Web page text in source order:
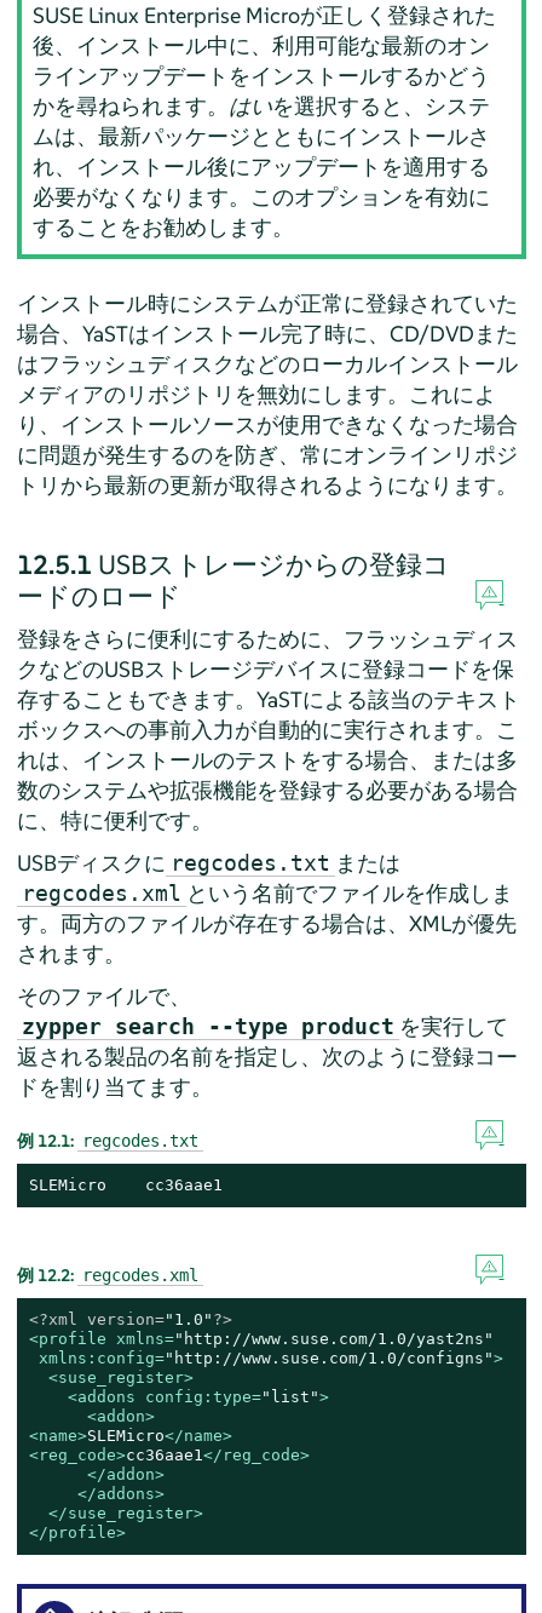
SUSE Linux Enterprise Microが正しく登録された
後、インストール中に、利用可能な最新のオン
ラインアップデートをインストールするかどう
かを尋ねられます。 はいを選択すると、システ
ムは、最新パッケージとともにインストールさ
れ、インストール後にアップデートを適用する
必要がなくなります。このオプションを有効に
することをお勧めします。
インストール時にシステムが正常に登録されていた
場合、YaSTはインストール完了時に、CD/DVDまた
はフラッシュディスクなどのローカルインストール
メディアのリポジトリを無効にします。これによ
り、インストールソースが使用できなくなった場合
に問題が発生するのを防ぎ、常にオンラインリポジ
トリから最新の更新が取得されるようになります。
12.5.1 USBストレージからの登録コ
ードのロード
登録をさらに便利にするために、フラッシュディス
クなどのUSBストレージデバイスに登録コードを保
存することもできます。YaSTによる該当のテキスト
ボックスへの事前入力が自動的に実行されます。こ
れは、インストールのテストをする場合、または多
数のシステムや拡張機能を登録する必要がある場合
に、特に便利です。
USBディスクに regcodes.txt または
regcodes.xml という名前でファイルを作成しま
す。両方のファイルが存在する場合は、XMLが優先
されます。
そのファイルで、
zypper search --type product を実行して
返される製品の名前を指定し、次のように登録コー
ドを割り当てます。
例 12.1: regcodes.txt
SLEMicro    cc36aae1
例 12.2: regcodes.xml
<?xml version="1.0" ?>
<profile xmlns="http://www.suse.com/1.0/yast2ns"
xmlns:config="http://www.suse.com/1.0/configns">
<suse_register>
<addons config:type="list">
<addon>
<name>SLEMicro</name>
<reg_code>cc36aae1 </ reg_code>
</addon>
</addons>
</suse_register>
</profile>